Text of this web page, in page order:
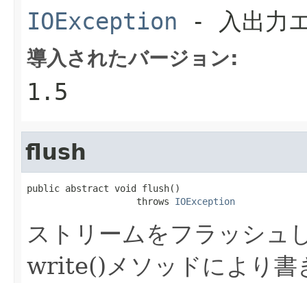
IOException - 入出力
導入されたバージョン:
1.5
flush
public abstract void flush()
                    throws
IOException
ストリームをフラッシュ
write()メソッドにより書